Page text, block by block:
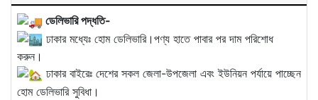
ডেলিভারি পদ্ধতি-
ঢাকার মধ্যেঃ হোম ডেলিভারি।পণ্য হাতে পাবার পর দাম পরিশোধ
করুন।
ঢাকার বাইরেঃ দেশের সকল জেলা-উপজেলা এবং ইউনিয়ন পর্যায়ে পাচ্ছেন
হোম ডেলিভারি সুবিধা।